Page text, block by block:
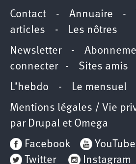
Contact - Annuaire -
articles -
Les nôtres
Newsletter-
connecter- Sites amis
L’hebdo -
Le mensuel
Mentions légales / Vie
par Drupal et Omega
Facebook
YouTube
Twitter
Instagram